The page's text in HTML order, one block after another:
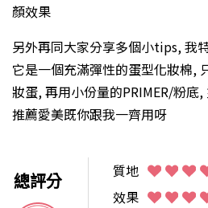
顏效果
另外再同大家分享多個小tips, 我
它是一個充滿彈性的蛋型化妝棉,
妝蛋, 再用小份量的PRIMER/粉底
推薦愛美既你跟我一齊用呀
總評分
質地
效果